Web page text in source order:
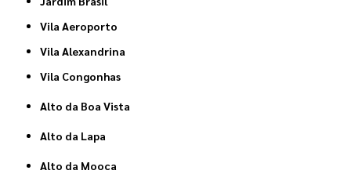
Vila Aeroporto
Vila Alexandrina
Vila Congonhas
Alto da Boa Vista
Alto da Lapa
Alto da Mooca